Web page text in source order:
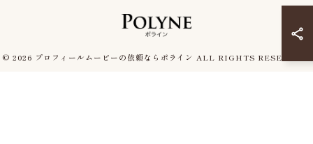
© 2026 プロフィールムービーの依頼ならポライン ALL RIGHTS RESERVED.